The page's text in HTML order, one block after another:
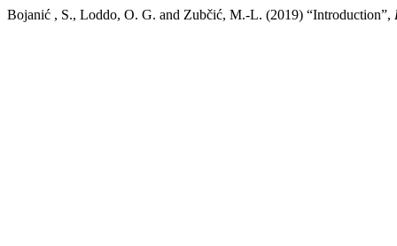
Bojanić , S., Loddo, O. G. and Zubčić, M.-L. (2019) “Introduction”,